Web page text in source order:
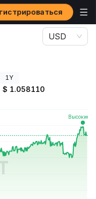
USD
1Y
$ 1.058110